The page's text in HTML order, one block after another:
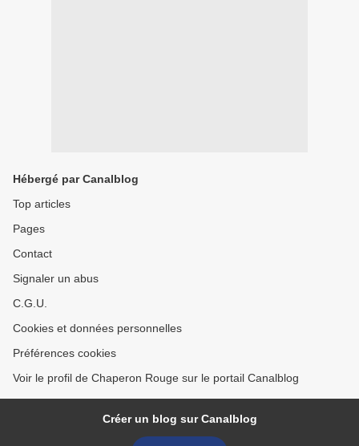
Hébergé par Canalblog
Top articles
Pages
Contact
Signaler un abus
C.G.U.
Cookies et données personnelles
Préférences cookies
Voir le profil de Chaperon Rouge sur le portail Canalblog
Créer un blog sur Canalblog